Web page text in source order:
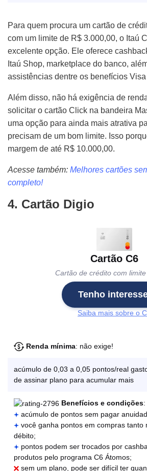
Para quem procura um cartão de
com um limite de R$ 3.000,00, o Itaú
excelente opção. Ele oferece
Itaú Shop, marketplace do banco,
assistências dentre os benefícios
Além disso, não há exigência de
solicitar o cartão Click na bandeira
uma opção para ainda mais atrativa
precisam de um bom limite. Isso
margem de até R$ 10.000,00.
Acesse também: Melhores cartões
completo!
4. Cartão Digio
Cartão C6
Cartão de crédito com
Tenho
Saiba mais sobre o
Renda mínima: não exige!
acúmulo de 0,03 a 0,05 pontos/real
de assinar plano para acumular mais
Benefícios e condições:
acúmulo de pontos sem pagar
você ganha pontos em compras tanto
débito;
pontos podem ser trocados por
produtos pelo programa C6 Átomos;
sem um plano, pode ser difícil ter